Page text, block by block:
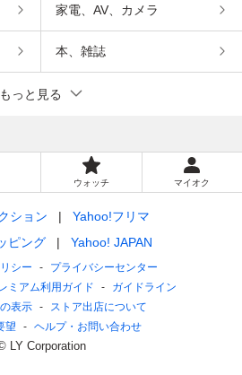
家電、AV、カメラ
本、雑誌
もっと見る
ウォッチ マイオク
ション
Yahoo!フリマ
ピング
Yahoo! JAPAN
シー
プライバシーセンター
ミアム利用ガイド
ガイドライン
表示
ストア出店について
望
ヘルプ・お問い合わせ
LY Corporation